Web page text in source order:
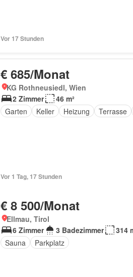
Vor 17 Stunden
€ 685/Monat
KG Rothneusiedl, Wien
2 Zimmer
46 m²
Garten
Keller Heizung Terrasse
Vor 1 Tag, 17 Stunden
€ 8 500/Monat
Ellmau, Tirol
6 Zimmer
3 Badezimmer
314
Sauna
Parkplatz